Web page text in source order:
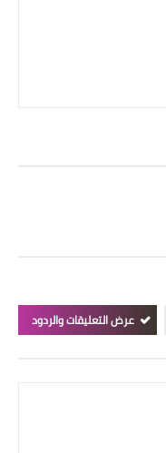
عرض التعليقات والردود